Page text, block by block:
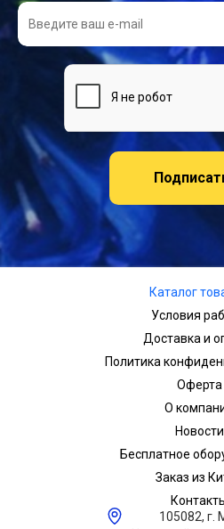
Каталог
Условия
Доставка и
Политика
Оферта
О
Новости
Бесплатное
Заказ из
105082, г.